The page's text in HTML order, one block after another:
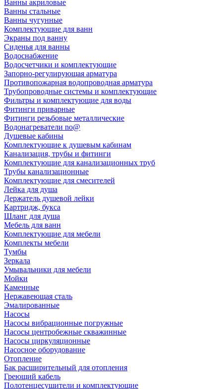
Ванны акриловые
Ванны стальные
Ванны чугунные
Комплектующие для ванн
Экраны под ванну
Сиденья для ванны
Водоснабжение
Водосчетчики и комплектующие
Запорно-регулирующая арматура
Противопожарная водопроводная арматура
Трубопроводные системы и комплектующие
Фильтры и комплектующие для воды
Фитинги приварные
Фитинги резьбовые металлические
Водонагреватели no@
Душевые кабины
Комплектующие к душевым кабинам
Канализация, трубы и фитинги
Комплектующие для канализационных труб
Трубы канализационные
Комплектующие для смесителей
Лейка для душа
Держатель душевой лейки
Картридж, букса
Шланг для душа
Мебель для ванн
Комплектующие для мебели
Комплекты мебели
Тумбы
Зеркала
Умывальники для мебели
Мойки
Каменные
Нержавеющая сталь
Эмалированные
Насосы
Насосы вибрационные погружные
Насосы центробежные скважинные
Насосы циркуляционные
Насосное оборудование
Отопление
Бак расширительный для отопления
Греющий кабель
Полотенцесушители и комплектующие